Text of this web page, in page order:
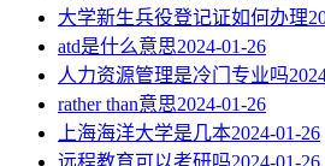
大学新生兵役登记证如何办理
atd是什么意思2024-01-26
人力资源管理是冷门专业吗
rather than意思2024-01-26
上海海洋大学是几本2024-01-26
远程教育可以考研吗2024-01-26